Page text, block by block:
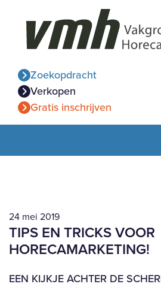
Zoekopdracht
Verkopen
Gratis inschrijven
24 mei 2019
TIPS EN TRICKS VOOR
HORECAMARKETING!
EEN KIJKJE ACHTER DE